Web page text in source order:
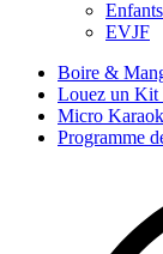
EVJF
Boire &
Louez un Kit
Micro
Programme